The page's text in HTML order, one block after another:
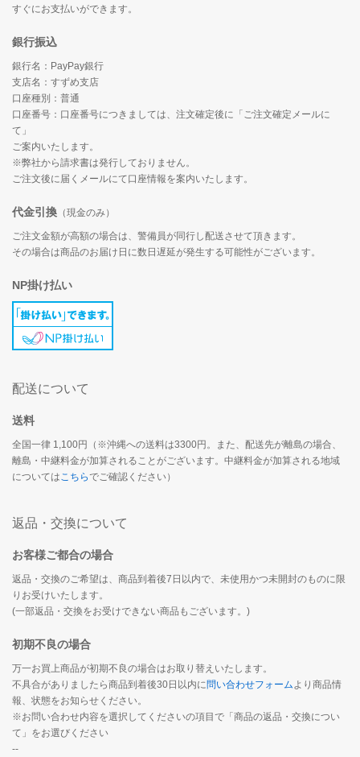
すぐにお支払いができます。
銀行振込
銀行名：PayPay銀行
支店名：すずめ支店
口座種別：普通
口座番号：口座番号につきましては、注文確定後に「ご注文確定メールに
て」
ご案内いたします。
※弊社から請求書は発行しておりません。
ご注文後に届くメールにて口座情報を案内いたします。
代金引換 （現金のみ）
ご注文金額が高額の場合は、警備員が同行し配送させて頂きます。
その場合は商品のお届け日に数日遅延が発生する可能性がございます。
NP掛け払い
配送について
送料
全国一律 1,100円（※沖縄への送料は3300円。また、配送先が離島の場合、
離島・中継料金が加算されることがございます。中継料金が加算される地域
についてはこちらでご確認ください）
返品・交換について
お客様ご都合の場合
返品・交換のご希望は、商品到着後7日以内で、未使用かつ未開封のものに限
りお受けいたします。
(一部返品・交換をお受けできない商品もございます。)
初期不良の場合
万一お買上商品が初期不良の場合はお取り替えいたします。
不具合がありましたら商品到着後30日以内に問い合わせフォームより商品情
報、状態をお知らせください。
※お問い合わせ内容を選択してくださいの項目で「商品の返品・交換につい
て」をお選びください
--